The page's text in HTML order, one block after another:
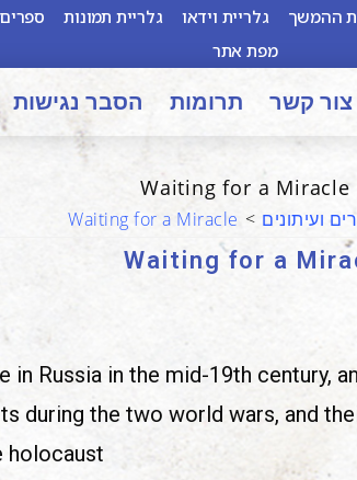
ההמשך גלריית וידאו גלריית תמונות
מפת אתר
צור קשר תרומות הסבר נגישות
Waiting for a Miracle
ועיתונים >
Waiting for a Miracle
Waiting for a
in Russia in the mid-19th century,
during the two world wars, and
holocaust